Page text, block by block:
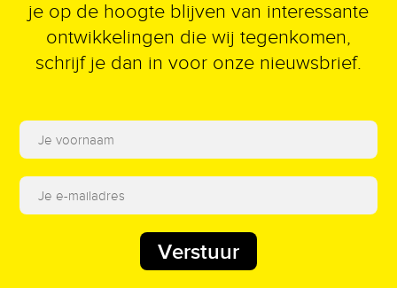
je op de hoogte blijven van interessante
ontwikkelingen die wij tegenkomen,
schrijf je dan in voor onze nieuwsbrief.
Verstuur